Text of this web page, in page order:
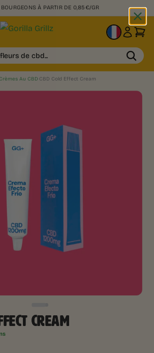
BOURGEONS À PARTIR DE 0,85€/GR
FR
de cbd...
Au CBD CBD Cold Effect Cream
CREAM